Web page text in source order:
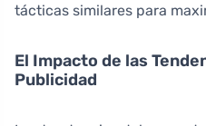
tácticas similares para
El Impacto de las
Publicidad